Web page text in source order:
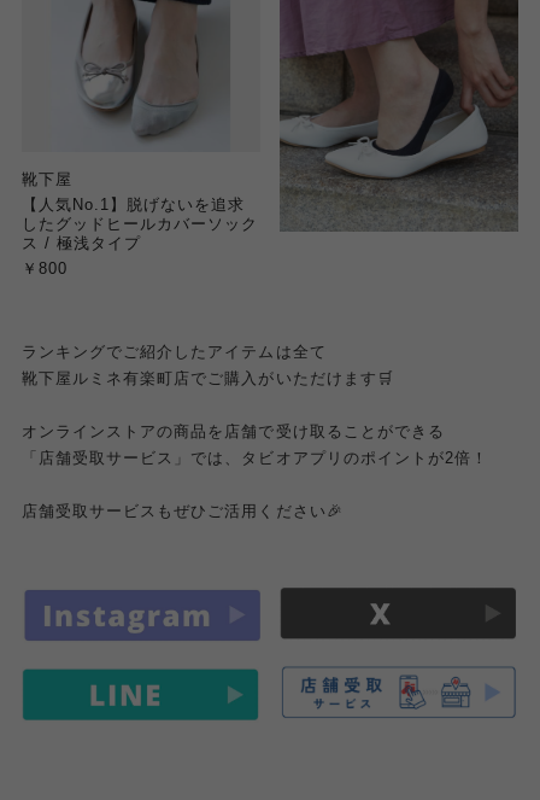
靴下屋
【人気No.1】脱げないを追求
したグッドヒールカバーソック
ス / 極浅タイプ
￥800
ランキングでご紹介したアイテムは全て
靴下屋ルミネ有楽町店でご購入がいただけます🛒
オンラインストアの商品を店舗で受け取ることができる
「店舗受取サービス」では、タビオアプリのポイントが2倍！
店舗受取サービスもぜひご活用ください🎉